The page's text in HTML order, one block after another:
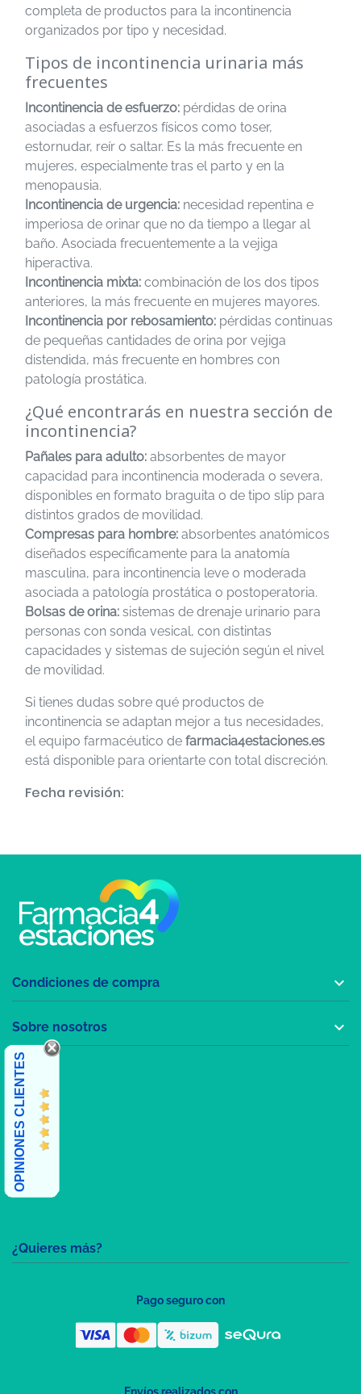
completa de productos para la incontinencia
organizados por tipo y necesidad.
Tipos de incontinencia urinaria más
frecuentes
Incontinencia de esfuerzo: pérdidas de orina
asociadas a esfuerzos físicos como toser,
estornudar, reír o saltar. Es la más frecuente en
mujeres, especialmente tras el parto y en la
menopausia.
Incontinencia de urgencia: necesidad repentina e
imperiosa de orinar que no da tiempo a llegar al
baño. Asociada frecuentemente a la vejiga
hiperactiva.
Incontinencia mixta: combinación de los dos tipos
anteriores, la más frecuente en mujeres mayores.
Incontinencia por rebosamiento: pérdidas continuas
de pequeñas cantidades de orina por vejiga
distendida, más frecuente en hombres con
patología prostática.
¿Qué encontrarás en nuestra sección de
incontinencia?
Pañales para adulto: absorbentes de mayor
capacidad para incontinencia moderada o severa,
disponibles en formato braguita o de tipo slip para
distintos grados de movilidad.
Compresas para hombre: absorbentes anatómicos
diseñados específicamente para la anatomía
masculina, para incontinencia leve o moderada
asociada a patología prostática o postoperatoria.
Bolsas de orina: sistemas de drenaje urinario para
personas con sonda vesical, con distintas
capacidades y sistemas de sujeción según el nivel
de movilidad.
Si tienes dudas sobre qué productos de
incontinencia se adaptan mejor a tus necesidades,
el equipo farmacéutico de farmacia4estaciones.es
está disponible para orientarte con total discreción.
Fecha revisión:
¿Quieres más?
Condiciones de compra 
Sobre nosotros 
OPINIONES CLIENTES
Pago seguro con
Envíos realizados con